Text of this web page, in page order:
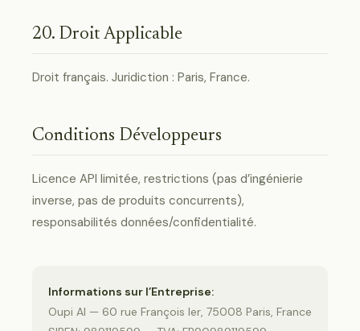
20. Droit Applicable
Droit français. Juridiction : Paris, France.
Conditions Développeurs
Licence API limitée, restrictions (pas d’ingénierie
inverse, pas de produits concurrents),
responsabilités données/confidentialité.
Informations sur l’Entreprise:
Oupi AI — 60 rue François Ier, 75008 Paris, France